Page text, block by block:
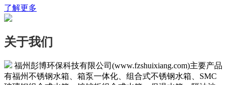
了解更多
关于我们
福州彭博环保科技有限公司(www.fzshuixiang.com)主要产品
有福州不锈钢水箱、箱泵一体化、组合式不锈钢水箱、SMC